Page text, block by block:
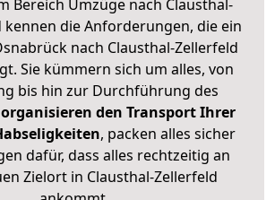
Bereich Umzüge nach Clausthal-
die Anforderungen, die ein
nach Clausthal-Zellerfeld
Sie kümmern sich um alles, von
bis hin zur Durchführung des
organisieren den Transport Ihrer
, packen alles sicher
dafür, dass alles rechtzeitig an
Zielort in Clausthal-Zellerfeld